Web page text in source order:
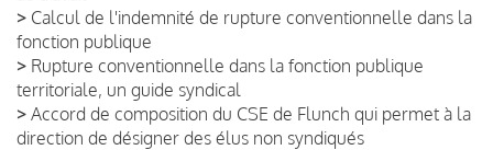
> Calcul de l'indemnité de rupture conventionnelle dans la
fonction publique
> Rupture conventionnelle dans la fonction publique
territoriale, un guide syndical
> Accord de composition du CSE de Flunch qui permet à la
direction de désigner des élus non syndiqués